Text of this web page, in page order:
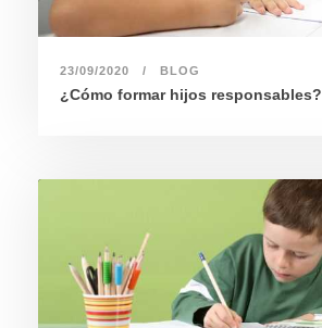
23/09/2020 BLOG
¿Cómo formar hijos responsables?